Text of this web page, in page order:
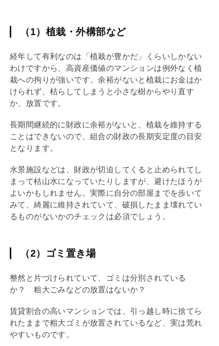
（1）植栽・外構部など
経年して有利なのは「植栽が豊かだ」くらいしかない
わけですから、高資産価値のマンションは例外なく植
栽への拘りが強いです。余裕がないと植栽にお金はか
けられず、枯らしてしまうと小さな樹からやり直す
か、放置です。
長期間継続的に財政に余裕がないと、植栽を維持する
ことはできないので、組合の財政の長期安定度の目安
となります。
水景施設などは、財政が切迫してくると止められてし
まって枯山水になっていたりしますが、避けたほうが
よいかもしれません。実際に自分の部屋までを歩いて
みて、綺麗に維持されていて、破損したまま壊れてい
るものがないかのチェックは必須でしょう。
（2）ゴミ置き場
整然と片づけられていて、ゴミは分別されている
か？ 粗大ごみなどの放置はないか？
賃貸割合の高いマンションでは、引っ越し時に捨てら
れたままで粗大ゴミが放置されているなど、実は荒れ
やすいものです。